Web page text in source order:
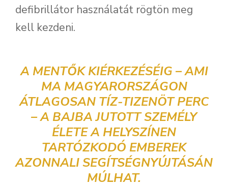
defibrillátor használatát rögtön meg
kell kezdeni.
A MENTŐK KIÉRKEZÉSÉIG – AMI
MA MAGYARORSZÁGON
ÁTLAGOSAN TÍZ-TIZENÖT PERC
– A BAJBA JUTOTT SZEMÉLY
ÉLETE A HELYSZÍNEN
TARTÓZKODÓ EMBEREK
AZONNALI SEGÍTSÉGNYÚJTÁSÁN
MÚLHAT.